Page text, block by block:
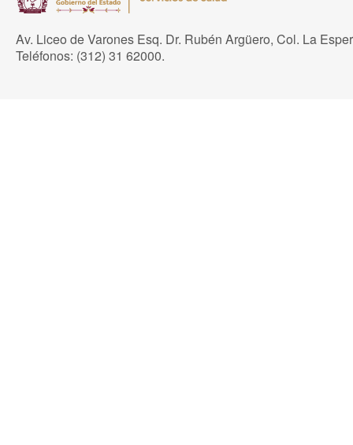
Av. Liceo de Varones Esq. Dr. Rubén Argüero, Col. La
Teléfonos: (312) 31 62000.